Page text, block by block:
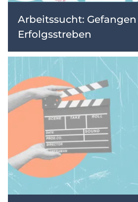
Arbeitssucht:
Erfolgsstreben